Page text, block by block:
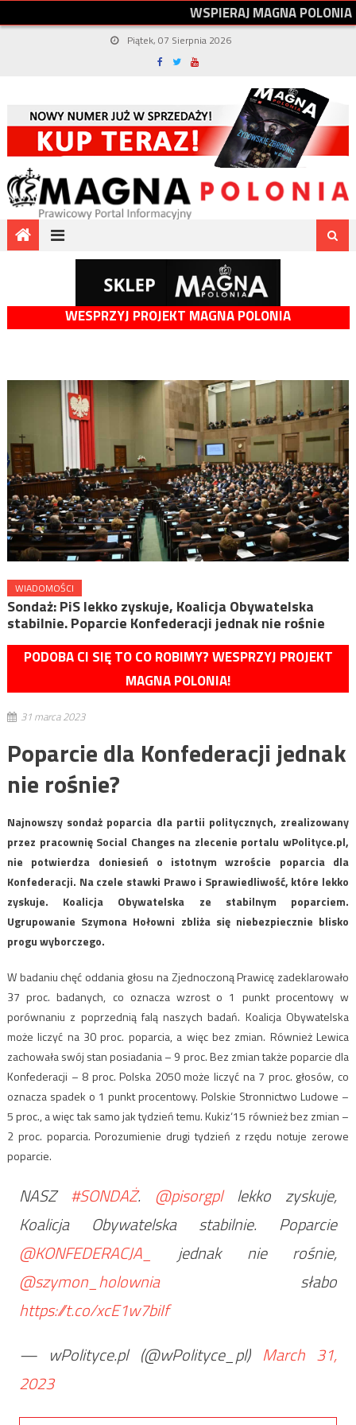
WSPIERAJMAGNAPOLONIA
Piątek, 07 Sierpnia 2026
WESPRZYJ PROJEKT MAGNA POLONIA
WIADOMOŚCI
Sondaż: PiS lekko zyskuje, Koalicja Obywatelska
stabilnie. Poparcie Konfederacji jednak nie rośnie
PODOBA CI SIĘ TO CO ROBIMY? WESPRZYJ PROJEKT
MAGNA POLONIA!
31 marca 2023
Poparcie dla Konfederacji jednak
nie rośnie?
Najnowszy sondaż poparcia dla partii politycznych, zrealizowany
przez pracownię Social Changes na zlecenie portalu wPolityce.pl,
nie potwierdza doniesień o istotnym wzroście poparcia dla
Konfederacji. Na czele stawki Prawo i Sprawiedliwość, które lekko
zyskuje. Koalicja Obywatelska ze stabilnym poparciem.
Ugrupowanie Szymona Hołowni zbliża się niebezpiecznie blisko
progu wyborczego.
W badaniu chęć oddania głosu na Zjednoczoną Prawicę zadeklarowało
37 proc. badanych, co oznacza wzrost o 1 punkt procentowy w
porównaniu z poprzednią falą naszych badań. Koalicja Obywatelska
może liczyć na 30 proc. poparcia, a więc bez zmian. Również Lewica
zachowała swój stan posiadania – 9 proc. Bez zmian także poparcie dla
Konfederacji – 8 proc. Polska 2050 może liczyć na 7 proc. głosów, co
oznacza spadek o 1 punkt procentowy. Polskie Stronnictwo Ludowe –
5 proc., a więc tak samo jak tydzień temu. Kukiz‘15 również bez zmian –
2 proc. poparcia. Porozumienie drugi tydzień z rzędu notuje zerowe
poparcie.
NASZ #SONDAŻ. @pisorgpllekko zyskuje,
Koalicja Obywatelska stabilnie. Poparcie
@KONFEDERACJA_
jednak nie rośnie,
@szymon_holowniasłabo
https://t.co/xcE1w7biIf
— wPolityce.pl (@wPolityce_pl) March 31,
2023